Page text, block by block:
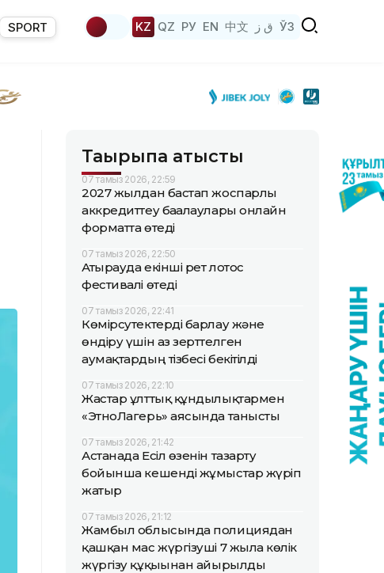
SPORT KZ QZ РУ EN 中文 ق ز ЎЗ
Тақырыпқа қатысты
07 тамыз 2026, 22:59
2027 жылдан бастап жоспарлы
аккредиттеу бағалаулары онлайн
форматта өтеді
07 тамыз 2026, 22:50
Атырауда екінші рет лотос
фестивалі өтеді
07 тамыз 2026, 22:41
Көмірсутектерді барлау және
өндіру үшін аз зерттелген
аумақтардың тізбесі бекітілді
07 тамыз 2026, 22:10
Жастар ұлттық құндылықтармен
«ЭтноЛагерь» аясында танысты
07 тамыз 2026, 21:42
Астанада Есіл өзенін тазарту
бойынша кешенді жұмыстар жүріп
жатыр
07 тамыз 2026, 21:12
Жамбыл облысында полициядан
қашқан мас жүргізуші 7 жылға көлік
жүргізу құқығынан айырылды